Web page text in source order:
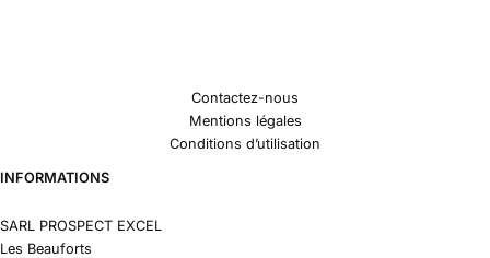
Contactez-nous
Mentions légales
Conditions d’utilisation
INFORMATIONS
SARL PROSPECT EXCEL
Les Beauforts